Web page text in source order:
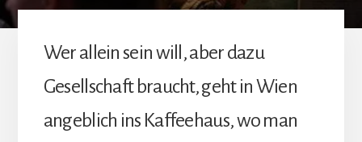
Wer allein sein will, aber dazu
Gesellschaft braucht, geht in Wien
angeblich ins Kaffeehaus, wo man